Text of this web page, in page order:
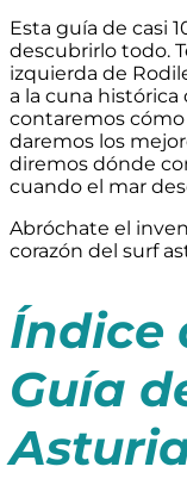
Esta guía de casi
descubrirlo todo.
izquierda de
a la cuna
contaremos cómo
daremos los
diremos dónde
cuando el mar
Abróchate el
corazón del surf
Índice
Guía